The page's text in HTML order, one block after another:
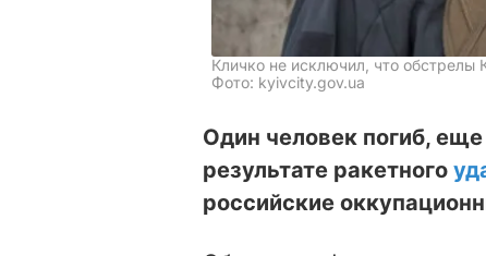
Кличко не исключил, что обстрелы
Фото: kyivcity.gov.ua
Один человек погиб,
результате ракетного
российские